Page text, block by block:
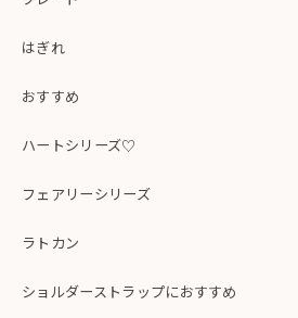
はぎれ
おすすめ
ハートシリーズ♡
フェアリーシリーズ
ラトカン
ショルダーストラップにおすすめ